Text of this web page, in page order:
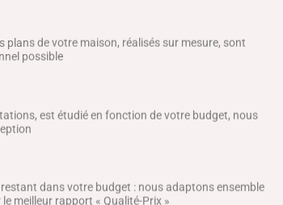
plans de votre maison, réalisés sur mesure, sont
possible
est étudié en fonction de votre budget, nous
dans votre budget : nous adaptons ensemble
meilleur rapport « Qualité-Prix »